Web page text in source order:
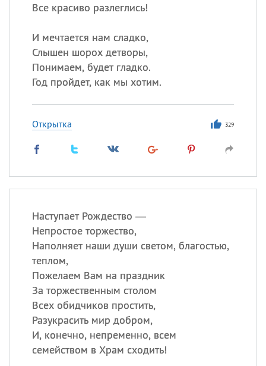
Все красиво разлеглись!
И мечтается нам сладко,
Слышен шорох детворы,
Понимаем, будет гладко.
Год пройдет, как мы хотим.
Открытка 329
Наступает Рождество —
Непростое торжество,
Наполняет наши души светом, благостью,
теплом,
Пожелаем Вам на праздник
За торжественным столом
Всех обидчиков простить,
Разукрасить мир добром,
И, конечно, непременно, всем
семейством в Храм сходить!